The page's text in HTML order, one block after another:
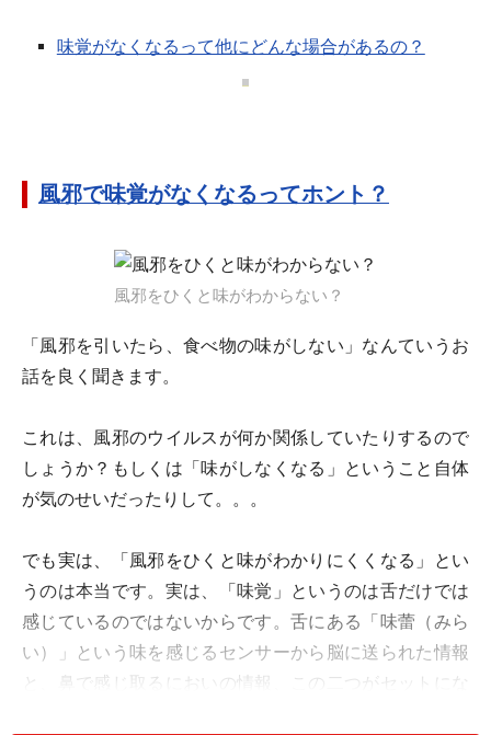
味覚がなくなるって他にどんな場合があるの？
風邪で味覚がなくなるってホント？
風邪をひくと味がわからない？
「風邪を引いたら、食べ物の味がしない」なんていうお
話を良く聞きます。
これは、風邪のウイルスが何か関係していたりするので
しょうか？もしくは「味がしなくなる」ということ自体
が気のせいだったりして。。。
でも実は、「風邪をひくと味がわかりにくくなる」とい
うのは本当です。実は、「味覚」というのは舌だけでは
感じているのではないからです。舌にある「味蕾（みら
い）」という味を感じるセンサーから脳に送られた情報
と、鼻で感じ取るにおいの情報、この二つがセットにな